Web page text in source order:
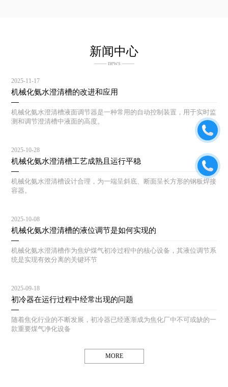
新闻中心
—— news ——
2025-11-17
机械化氨水澄清槽的改进和应用
机械化氨水澄清槽液面调节器是一种常用的自动控制装置，用于实时监
测和调节澄清槽中液面的高度。
2025-10-28
机械化氨水澄清槽工艺成熟且运行平稳
机械化氨水澄清槽设计合理，为一端呈斜底、断面呈长方形的钢板焊接
容器。
2025-10-08
机械化氨水澄清槽的液位调节是如何实现的
机械化氨水澄清槽作为焦炉煤气初冷过程中的核心设备，其液位调节系
统是实现有效分离的关键环节
2025-09-18
初冷器在运行过程中经常出现的问题
随着焦化行业的不断发展，初冷器已经逐渐成为焦化厂中不可或缺的一
款重要煤气净化设备
MORE